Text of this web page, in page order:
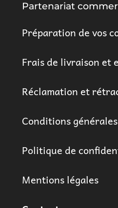
Partenariat
Préparation de vos
Frais de livraison et
Réclamation et
Conditions
Politique de
Mentions légales